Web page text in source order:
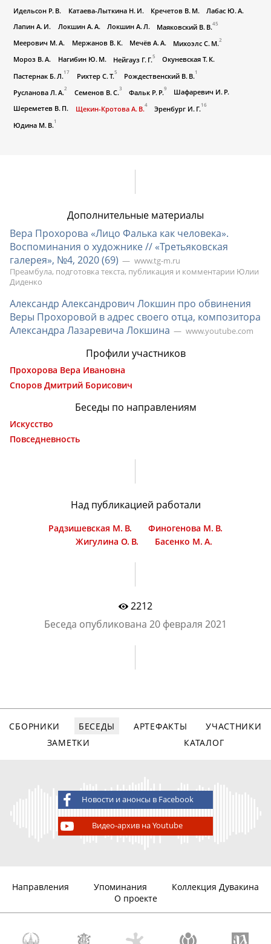
Идельсон Р. В.
Катаева-Лыткина Н. И. Кречетов В. М.
Лабас Ю. А.
Лапин А. И.
Локшин А. А. Локшин А. Л. Маяковский В. В.45
Меерович М. А. Мержанов В. К. Мечёв А. А. Михоэлс С. М. 2
Мороз В. А. Нагибин Ю. М. Нейгауз Г. Г.5
Окуневская Т. К.
Пастернак Б. Л. 17 Рихтер С. Т.5 Рождественский В. В. 1
Русланова Л. А.2 Семенов В. С.3 Фальк Р. Р.9
Шафаревич И. Р.
Шереметев В. П.
Щекин-Кротова А. В.4 Эренбург И. Г. 16
Юдина М. В. 1
Дополнительные материалы
Вера Прохорова «Лицо Фалька как человека».
Воспоминания о художнике // «Третьяковская
галерея», №4, 2020 (69)
www.tg-m.ru
Преамбула, подготовка текста, публикация и комментарии Юлии
Диденко
Александр Александрович Локшин про обвинения
Веры Прохоровой в адрес своего отца, композитора
Александра Лазаревича Локшина
www.youtube.com
Профили участников
Прохорова Вера Ивановна
Споров Дмитрий Борисович
Беседы по направлениям
Искусство
Повседневность
Над публикацией работали
Радзишевская М. В.
Финогенова М. В.
Жигулина О. В.
Басенко М. А.
2212
Беседа опубликована 20 февраля 2021
СБОРНИКИ БЕСЕДЫ АРТЕФАКТЫ
УЧАСТНИКИ
ЗАМЕТКИ
КАТАЛОГ
Новости и анонсы в Facebook
Видео-архив на Youtube
Направления Упоминания
Коллекция Дувакина
О проекте